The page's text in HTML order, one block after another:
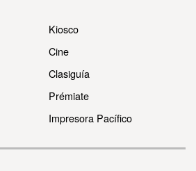
Kiosco
Cine
Clasiguía
Prémiate
Impresora Pacífico